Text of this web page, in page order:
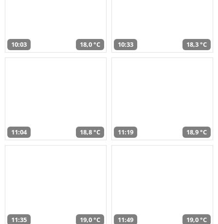
10:03 18,0 °C 10:33 18,3 °C
11:04 18,8 °C 11:19 18,9 °C
11:35 19,0 °C 11:49 19,0 °C